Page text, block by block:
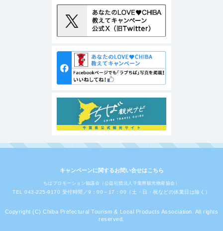
キャンペーンに関するお問い合せはこちら
ちばプロモーション協議会（公益社団法人千葉県観光物産協会）
TEL 043-225-9170 受付時間／9：00～17：00（土・日・祝などの休業日は除く）
Copyright (C) Chiba Prefectural Tourism & Local Products Association. All rights
reserved.